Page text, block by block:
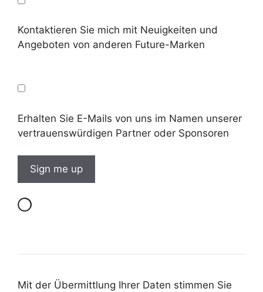
Kontaktieren Sie mich mit Neuigkeiten und
Angeboten von anderen Future-Marken
Erhalten Sie E-Mails von uns im Namen unserer
vertrauenswürdigen Partner oder Sponsoren
Mit der Übermittlung Ihrer Daten stimmen Sie